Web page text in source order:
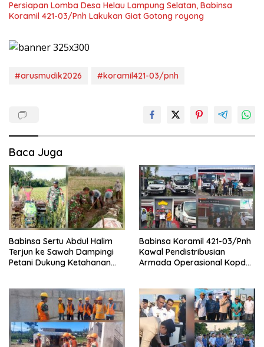
Persiapan Lomba Desa Helau Lampung Selatan, Babinsa
Koramil 421-03/Pnh Lakukan Giat Gotong royong
#arusmudik2026 #koramil421-03/pnh
Baca Juga
Babinsa Sertu Abdul Halim
Terjun ke Sawah Dampingi
Petani Dukung Ketahanan
Babinsa Koramil 421-03/Pnh
Kawal Pendistribusian
Armada Operasional Kopdes